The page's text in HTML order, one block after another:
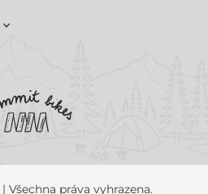
práva vyhrazena.